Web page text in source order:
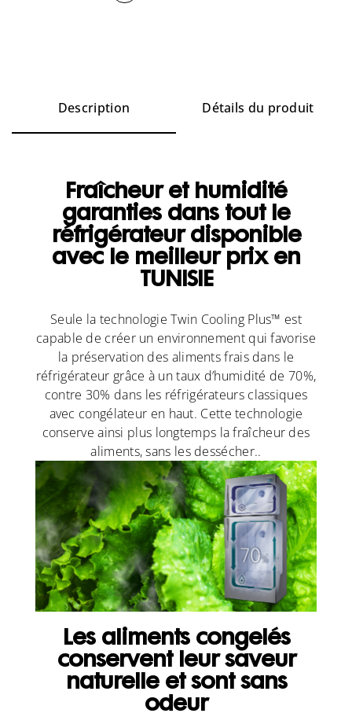
Description Détails du produit
Fraîcheur et humidité
garanties dans tout le
réfrigérateur disponible
avec le meilleur prix en
TUNISIE
Seule la technologie Twin Cooling Plus™ est
capable de créer un environnement qui favorise
la préservation des aliments frais dans le
réfrigérateur grâce à un taux d’humidité de 70%,
contre 30% dans les réfrigérateurs classiques
avec congélateur en haut. Cette technologie
conserve ainsi plus longtemps la fraîcheur des
aliments, sans les dessécher..
Les aliments congelés
conservent leur saveur
naturelle et sont sans
odeur